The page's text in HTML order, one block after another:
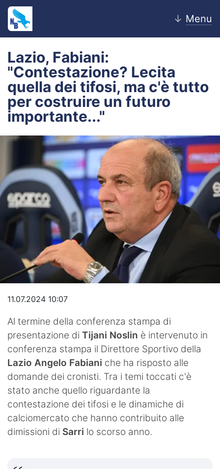
↓ Menu
Home
News
Editoriale
Pagelle
Settore Giovanile
Lazio Women
Calciomercato
Video
Lazio, Fabiani:
"Contestazione? Lecita
quella dei tifosi, ma c'è tutto
per costruire un futuro
importante..."
11.07.2024 10:07
Al termine della conferenza stampa di
presentazione di Tijani Noslin è intervenuto in
conferenza stampa il Direttore Sportivo della
Lazio Angelo Fabiani che ha risposto alle
domande dei cronisti. Tra i temi toccati c'è
stato anche quello riguardante la
contestazione dei tifosi e le dinamiche di
calciomercato che hanno contribuito alle
dimissioni di Sarri lo scorso anno.